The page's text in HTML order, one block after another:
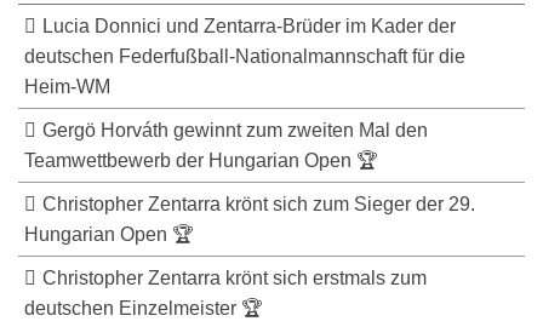
Lucia Donnici und Zentarra-Brüder im Kader der
deutschen Federfußball-Nationalmannschaft für die
Heim-WM
Gergö Horváth gewinnt zum zweiten Mal den
Teamwettbewerb der Hungarian Open 🏆
Christopher Zentarra krönt sich zum Sieger der 29.
Hungarian Open 🏆
Christopher Zentarra krönt sich erstmals zum
deutschen Einzelmeister 🏆